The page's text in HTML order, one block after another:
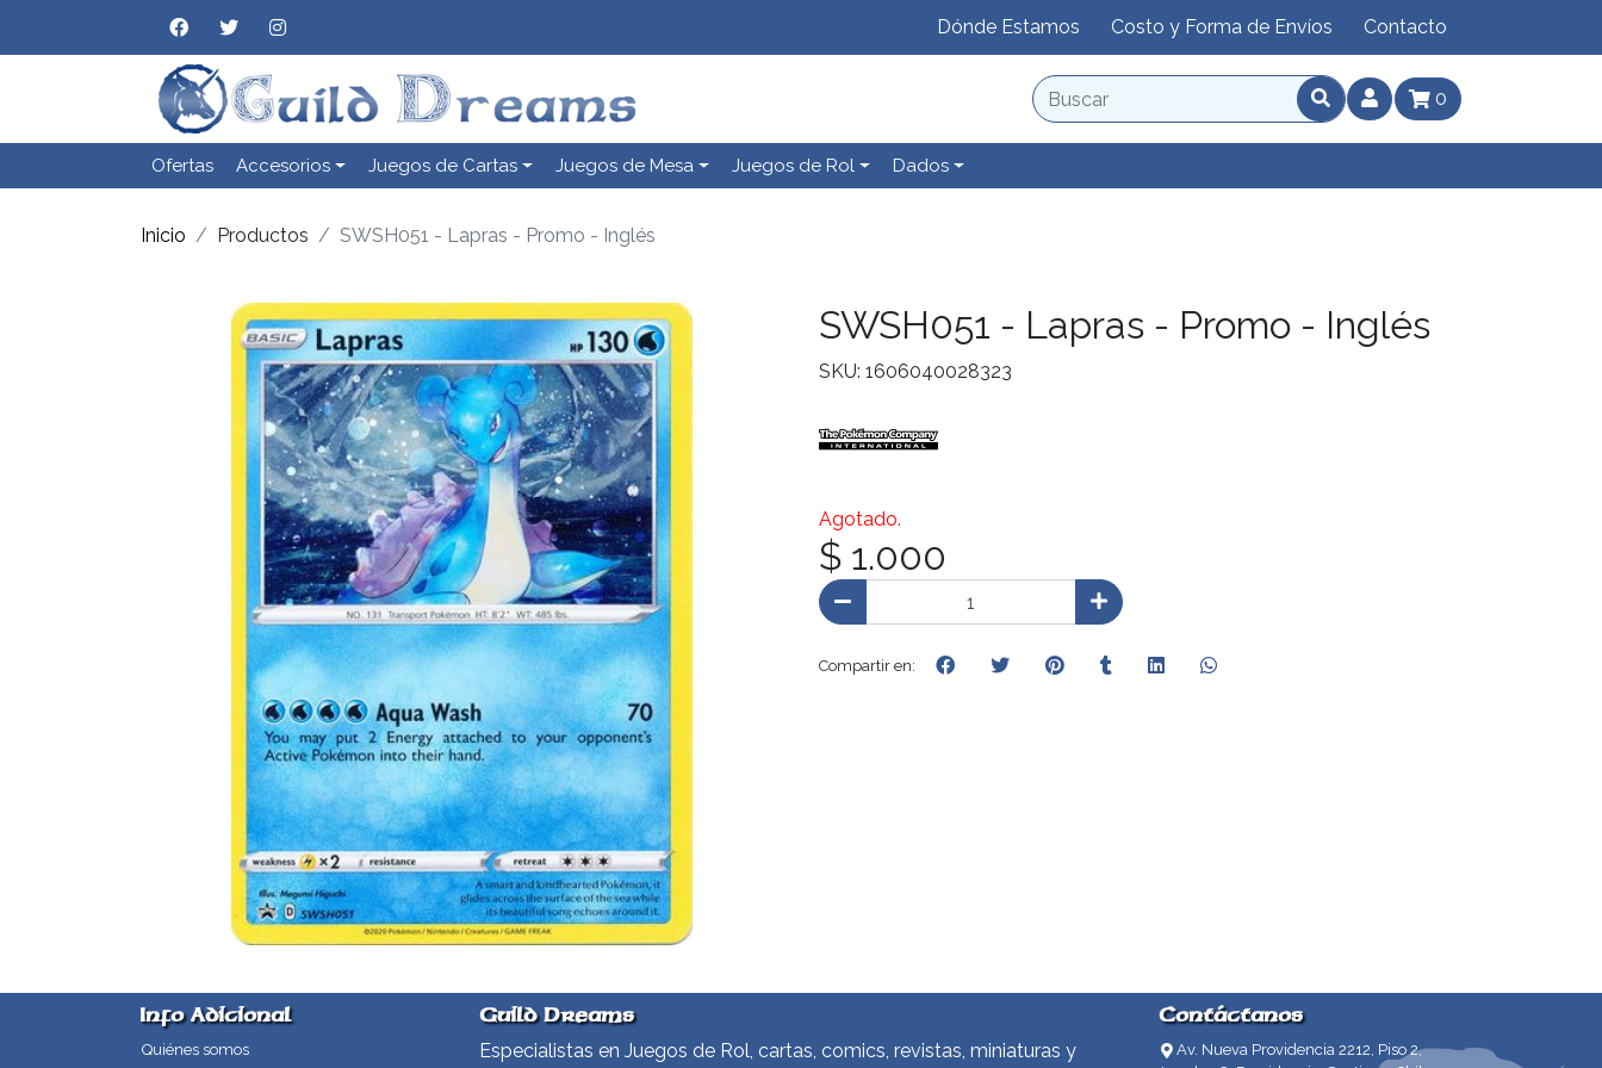
Dónde Estamos Costo y Forma de Envíos Contacto
0
Ofertas Accesorios Juegos de Cartas Juegos de Mesa Juegos de Rol Dados
Inicio Productos SWSH051 - Lapras - Promo - Inglés
SWSH051 - Lapras - Promo - Inglés
SKU: 1606040028323
Agotado.
$ 1.000
Compartir en:
Info Adicional
Quiénes somos
Guild Dreams
Especialistas en Juegos de Rol, cartas, comics, revistas, miniaturas y
Contáctanos
Av. Nueva Providencia 2212, Piso 2,